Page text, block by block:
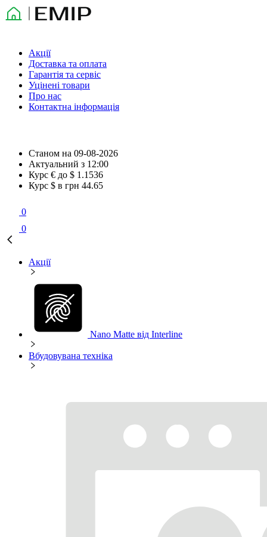
Акції
Доставка та оплата
Гарантія та сервіс
Уцінені товари
Про нас
Контактна інформація
Станом на 09-08-2026
Актуальний з 12:00
Курс € до $ 1.1536
Курс $ в грн 44.65
0
0
Акції
Nano Matte від Interline
Вбудовувана техніка